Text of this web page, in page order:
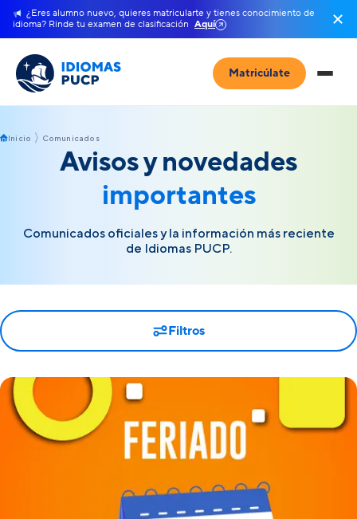
¿Eres alumno nuevo, quieres matricularte y tienes conocimiento de
idioma? Rinde tu examen de clasificación Aquí
Matricúlate
Inicio Comunicados
Avisos y novedades
importantes
Comunicados oficiales y la información más reciente
de Idiomas PUCP.
Filtros